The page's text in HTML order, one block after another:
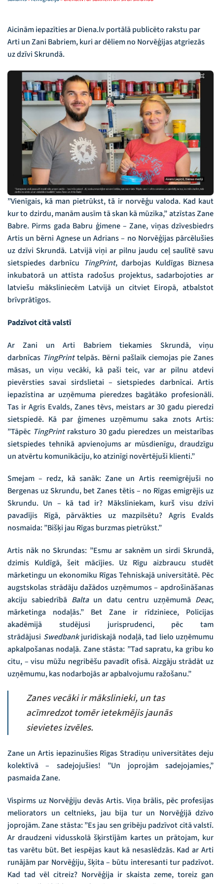
Aicinām iepazīties ar Diena.lv portālā publicēto rakstu par
Arti un Zani Babriem, kuri ar dēliem no Norvēģijas atgriezās
uz dzīvi Skrundā.
”Vienīgais, kā man pietrūkst, tā ir norvēģu valoda. Kad kaut
kur to dzirdu, manām ausīm tā skan kā mūzika,” atzīstas Zane
Babre. Pirms gada Babru ģimene – Zane, viņas dzīvesbiedrs
Artis un bērni Agnese un Adrians – no Norvēģijas pārcēlušies
uz dzīvi Skrundā. Latvijā viņi ar pilnu jaudu ceļ saulītē savu
sietspiedes darbnīcu TingPrint, darbojas Kuldīgas Biznesa
inkubatorā un attīsta radošus projektus, sadarbojoties ar
latviešu māksliniecēm Latvijā un citviet Eiropā, atbalstot
brīvprātīgos.
Padzīvot citā valstī
Ar Zani un Arti Babriem tiekamies Skrundā, viņu
darbnīcas TingPrinttelpās. Bērni pašlaik ciemojas pie Zanes
māsas, un viņu vecāki, kā paši teic, var ar pilnu atdevi
pievērsties savai sirdslietai – sietspiedes darbnīcai. Artis
iepazīstina ar uzņēmuma pieredzes bagātāko profesionāli.
Tas ir Agris Evalds, Zanes tēvs, meistars ar 30 gadu pieredzi
sietspiedē. Kā par ģimenes uzņēmumu saka znots Artis:
”Tāpēc TingPrint raksturo 30 gadu pieredzes un meistarības
sietspiedes tehnikā apvienojums ar mūsdienīgu, draudzīgu
un atvērtu komunikāciju, ko atzinīgi novērtējuši klienti.”
Smejam – redz, kā sanāk: Zane un Artis reemigrējuši no
Bergenas uz Skrundu, bet Zanes tētis – no Rīgas emigrējis uz
Skrundu. Un – kā tad ir? Māksliniekam, kurš visu dzīvi
pavadījis Rīgā, pārvākties uz mazpilsētu? Agris Evalds
nosmaida: ”Bišķi jau Rīgas burzmas pietrūkst.”
Artis nāk no Skrundas: ”Esmu ar saknēm un sirdi Skrundā,
dzimis Kuldīgā, šeit mācījies. Uz Rīgu aizbraucu studēt
mārketingu un ekonomiku Rīgas Tehniskajā universitātē. Pēc
augstskolas strādāju dažādos uzņēmumos – apdrošināšanas
akciju sabiedrībā Baltaun datu centru uzņēmumā Deac,
mārketinga nodaļās.” Bet Zane ir rīdziniece, Policijas
akadēmijā studējusi jurisprudenci, pēc tam
strādājusi Swedbankjuridiskajā nodaļā, tad lielo uzņēmumu
apkalpošanas nodaļā. Zane stāsta: ”Tad sapratu, ka gribu ko
citu, – visu mūžu negribēšu pavadīt ofisā. Aizgāju strādāt uz
uzņēmumu, kas nodarbojās ar apbalvojumu ražošanu.”
Zanes vecāki ir mākslinieki, un tas
acīmredzot tomēr ietekmējis jaunās
sievietes izvēles.
Zane un Artis iepazinušies Rīgas Stradiņu universitātes deju
kolektīvā – sadejojušies! ”Un joprojām sadejojamies,”
pasmaida Zane.
Vispirms uz Norvēģiju devās Artis. Viņa brālis, pēc profesijas
meliorators un celtnieks, jau bija tur un Norvēģijā dzīvo
joprojām. Zane stāsta: ”Es jau sen gribēju padzīvot citā valstī.
Ar draudzeni vidusskolā šķirstījām kartes un prātojam, kur
tas varētu būt. Bet iespējas kaut kā nesaslēdzās. Kad ar Arti
runājām par Norvēģiju, šķita – būtu interesanti tur padzīvot.
Kad tad vēl citreiz? Norvēģija ir skaista zeme, toreiz gan